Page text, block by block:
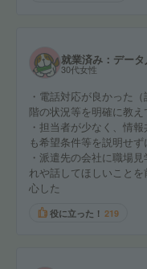
就業済み：デー
30代女性
・電話対応が良かった
階の状況等を明確に教え
・担当者が少なく、情
も希望条件等を説明せ
・派遣先の会社に職場
れや話してほしいこと
心した
役に立った！ 219